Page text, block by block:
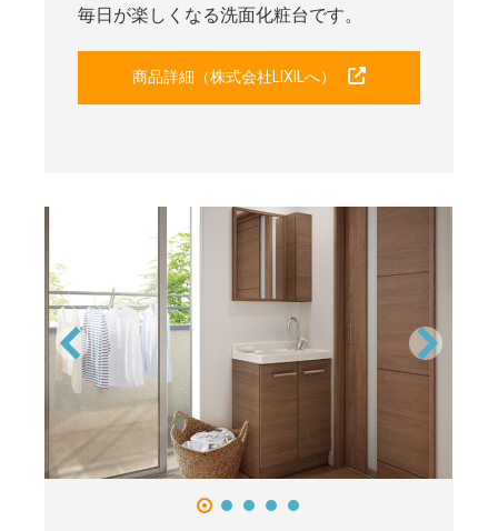
毎日が楽しくなる洗面化粧台です。
商品詳細（株式会社LIXILへ）